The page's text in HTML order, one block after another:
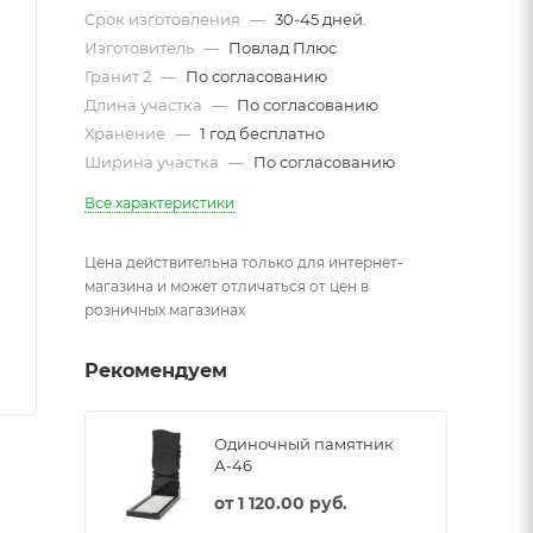
Срок изготовления — 30-45 дней.
Изготовитель — Повлад Плюс
Гранит 2 — По согласованию
Длина участка — По согласованию
Хранение — 1 год бесплатно
Ширина участка — По согласованию
Все характеристики
Цена действительна только для интернет-
магазина и может отличаться от цен в
розничных магазинах
Рекомендуем
Одиночный памятник
А-46
от1 120.00 руб.